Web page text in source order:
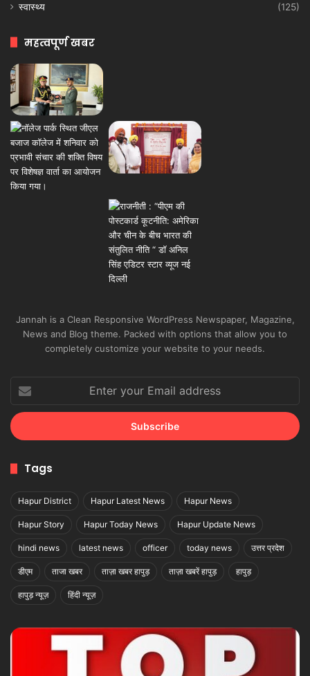
स्वास्थ्य
(125)
महत्वपूर्ण खबर
Jannah is a Clean Responsive WordPress Newspaper, Magazine,
News and Blog theme. Packed with options that allow you to
completely customize your website to your needs.
your
Email
address
Tags
Hapur District Hapur Latest News Hapur News
Hapur Story Hapur Today News Hapur Update News
hindi news latest news officer today news उत्तर प्रदेश
डीएम ताजा खबर ताज़ा खबर हापुड़ ताज़ा खबरें हापुड़ हापुड़
हापुड़ न्यूज़ हिंदी न्यूज़